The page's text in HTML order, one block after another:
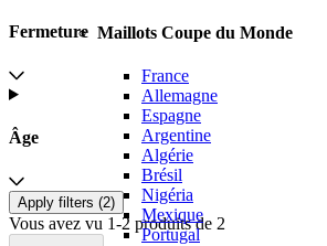
Maillots Coupe du Monde
France
Allemagne
Espagne
Argentine
Algérie
Brésil
Nigéria
Mexique
Portugal
Fermeture
Âge
Apply filters (2)
Vous avez vu 1-2 produits de 2